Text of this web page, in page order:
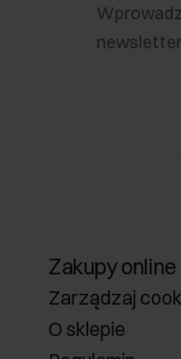
Zakupy online
Zarządzaj
O sklepie